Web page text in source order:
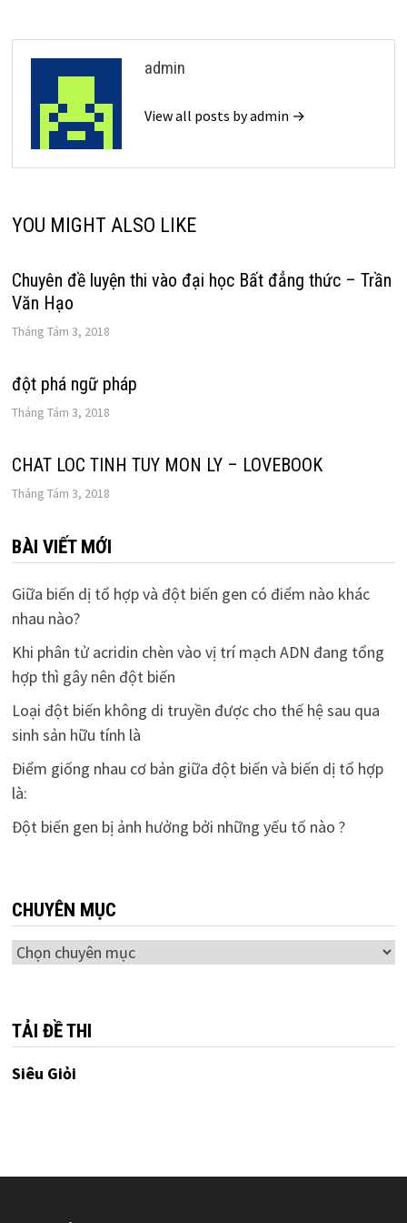
admin
View all posts by admin →
YOU MIGHT ALSO LIKE
Chuyên đề luyện thi vào đại học Bất đẳng thức – Trần
Văn Hạo
Tháng Tám 3, 2018
đột phá ngữ pháp
Tháng Tám 3, 2018
CHAT LOC TINH TUY MON LY – LOVEBOOK
Tháng Tám 3, 2018
BÀI VIẾT MỚI
Giữa biến dị tổ hợp và đột biến gen có điểm nào khác
nhau nào?
Khi phân tử acridin chèn vào vị trí mạch ADN đang tổng
hợp thì gây nên đột biến
Loại đột biến không di truyền được cho thế hệ sau qua
sinh sản hữu tính là
Điểm giống nhau cơ bản giữa đột biến và biến dị tổ hợp
là:
Đột biến gen bị ảnh hưởng bởi những yếu tố nào ?
CHUYÊN MỤC
Chuyên
TẢI ĐỀ THI
Siêu Giỏi